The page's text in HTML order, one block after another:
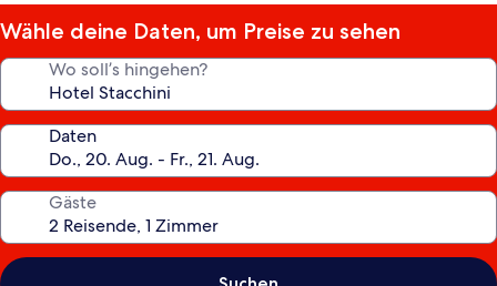
Wähle deine Daten, um Preise zu sehen
Wo soll’s hingehen?
Daten
Gäste